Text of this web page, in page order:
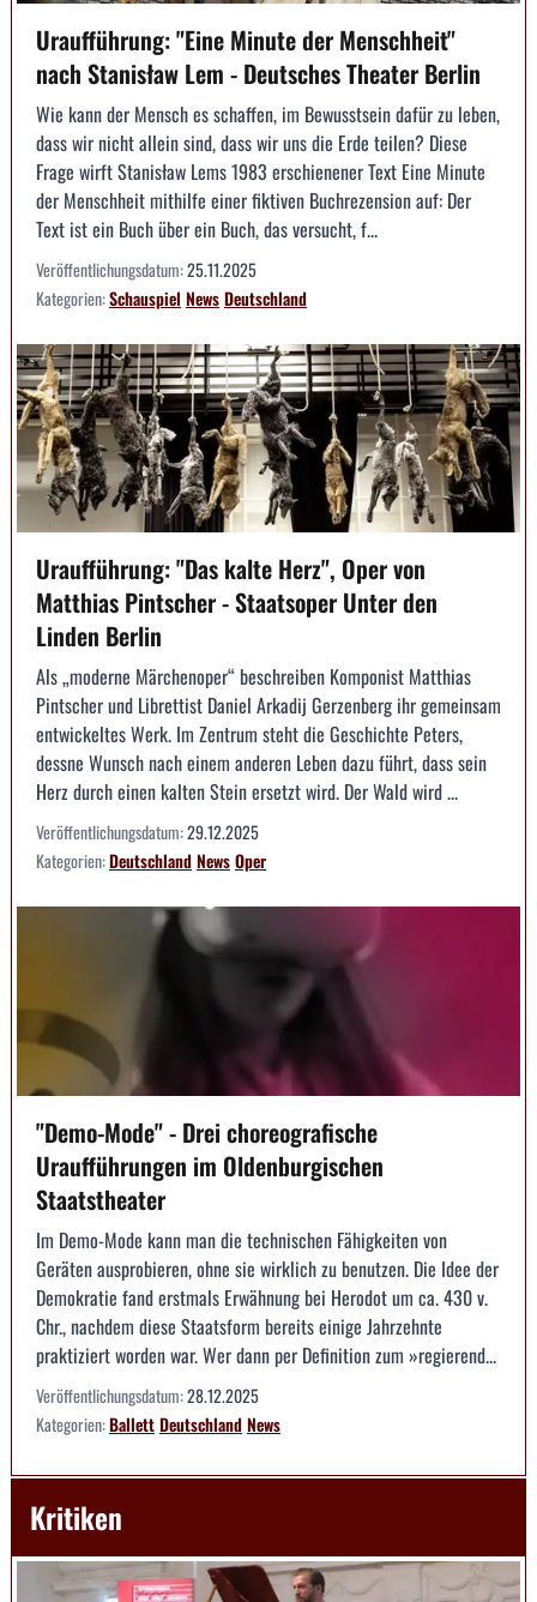
Uraufführung: "Eine Minute der Menschheit"
nach Stanisław Lem - Deutsches Theater Berlin
Wie kann der Mensch es schaffen, im Bewusstsein dafür zu leben,
dass wir nicht allein sind, dass wir uns die Erde teilen? Diese
Frage wirft Stanisław Lems 1983 erschienener Text Eine Minute
der Menschheit mithilfe einer fiktiven Buchrezension auf: Der
Text ist ein Buch über ein Buch, das versucht, f...
Veröffentlichungsdatum:25.11.2025
Kategorien:Schauspiel NewsDeutschland
Uraufführung: "Das kalte Herz", Oper von
Matthias Pintscher - Staatsoper Unter den
Linden Berlin
Als „moderne Märchenoper“ beschreiben Komponist Matthias
Pintscher und Librettist Daniel Arkadij Gerzenberg ihr gemeinsam
entwickeltes Werk. Im Zentrum steht die Geschichte Peters,
dessne Wunsch nach einem anderen Leben dazu führt, dass sein
Herz durch einen kalten Stein ersetzt wird. Der Wald wird ...
Veröffentlichungsdatum:29.12.2025
Kategorien:DeutschlandNewsOper
"Demo-Mode" - Drei choreografische
Uraufführungen im Oldenburgischen
Staatstheater
Im Demo-Mode kann man die technischen Fähigkeiten von
Geräten ausprobieren, ohne sie wirklich zu benutzen. Die Idee der
Demokratie fand erstmals Erwähnung bei Herodot um ca. 430 v.
Chr., nachdem diese Staatsform bereits einige Jahrzehnte
praktiziert worden war. Wer dann per Definition zum »regierend...
Veröffentlichungsdatum:28.12.2025
Kategorien:BallettDeutschlandNews
Kritiken